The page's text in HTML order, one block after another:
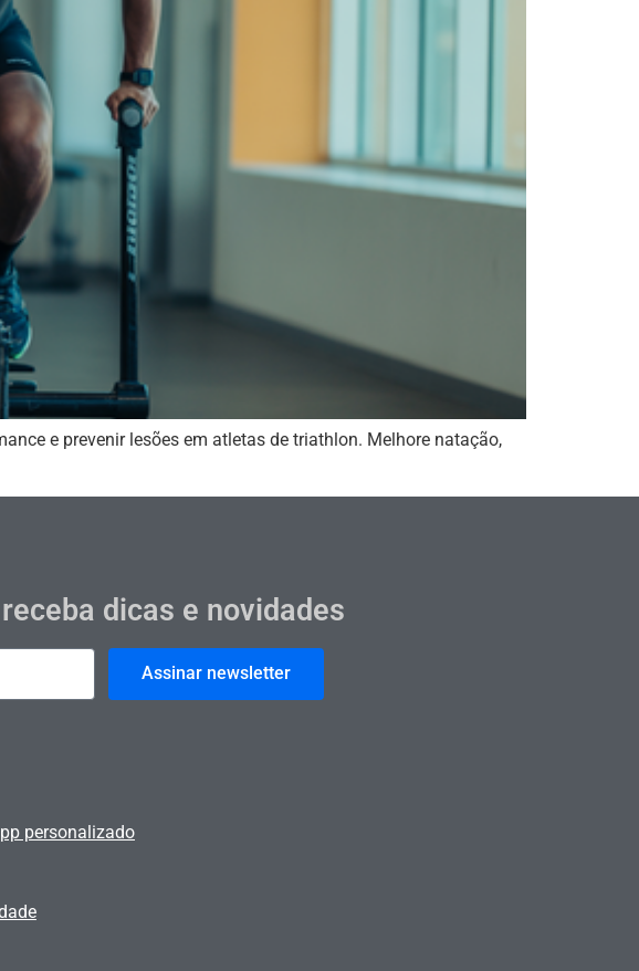
e prevenir lesões em atletas de triathlon. Melhore natação,
dicas e novidades
Assinar newsletter
personalizado